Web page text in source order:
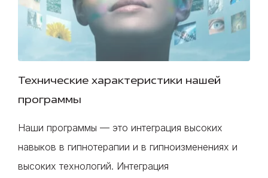
Технические характеристики нашей
программы
Наши программы — это интеграция высоких
навыков в гипнотерапии и в гипноизменениях и
высоких технологий. Интеграция